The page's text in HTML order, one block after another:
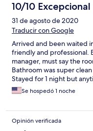
10/10 Excepcional
31 de agosto de 2020
Traducir con Google
Arrived and been waited
friendly and professional.
manager, must say the
Bathroom was super
Stayed for 1 night but
certainly book again
from the bay area... I
Se hospedó 1 noche
Opinión verificada